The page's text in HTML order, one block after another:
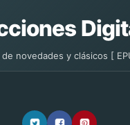
novedades y clásicos [